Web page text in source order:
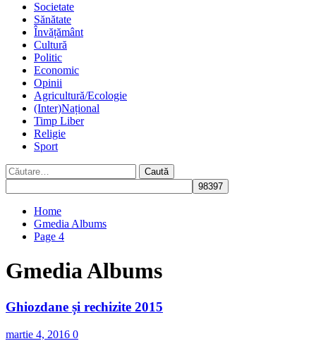
Societate
Sănătate
Învățământ
Cultură
Politic
Economic
Opinii
Agricultură/Ecologie
(Inter)Național
Timp Liber
Religie
Sport
Caută
după:
Home
Gmedia Albums
Page 4
Gmedia Albums
Ghiozdane și rechizite 2015
martie 4, 2016 0